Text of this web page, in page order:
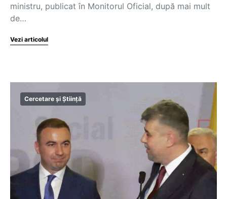
ministru, publicat în Monitorul Oficial, după mai mult
de…
Vezi articolul
Cercetare și Știință